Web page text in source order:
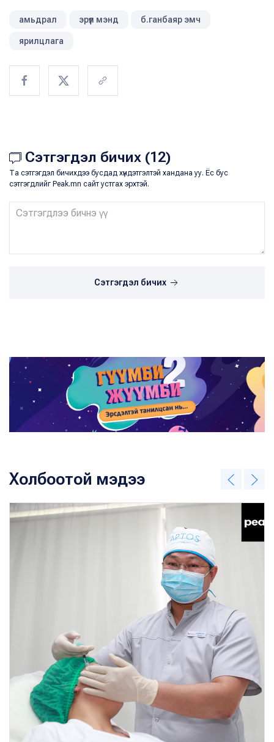
амьдрал эрүүл мэнд б.ганбаяр эмч
ярилцлага
Сэтгэгдэл бичих (12)
Та сэтгэгдэл бичихдээ бусдад хүндэтгэлтэй хандана уу. Ёс бус
сэтгэгдлийг Peak.mn сайт устгах эрхтэй.
Сэтгэгдэл бичих
Холбоотой мэдээ